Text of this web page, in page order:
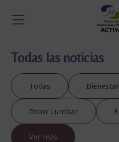
Todas las noticias
Todas Bienestar
Dolor Lumbar
Ver más